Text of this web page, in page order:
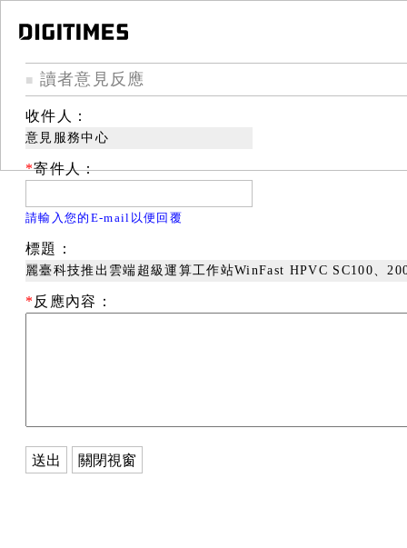
■ 讀者意見反應
收件人：
意見服務中心
*寄件人：
請輸入您的E-mail以便回覆
標題：
麗臺科技推出雲端超級運算工作站WinFast HPVC SC100、
* 反應內容：